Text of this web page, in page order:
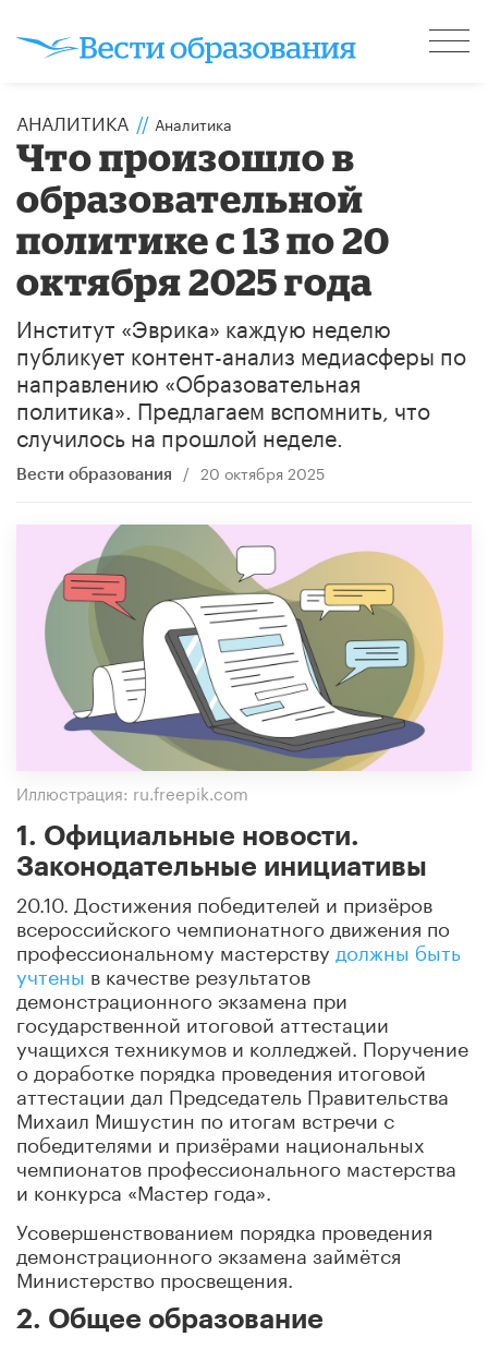
АНАЛИТИКА // Аналитика
Что произошло в
образовательной
политике с 13 по 20
октября 2025 года
Институт «Эврика» каждую неделю
публикует контент-анализ медиасферы по
направлению «Образовательная
политика». Предлагаем вспомнить, что
случилось на прошлой неделе.
Вести образования / 20 октября 2025
Иллюстрация: ru.freepik.com
1. Официальные новости.
Законодательные инициативы
20.10. Достижения победителей и призёров
всероссийского чемпионатного движения по
профессиональному мастерствудолжны быть
учтены в качестве результатов
демонстрационного экзамена при
государственной итоговой аттестации
учащихся техникумов и колледжей. Поручение
о доработке порядка проведения итоговой
аттестации дал Председатель Правительства
Михаил Мишустин по итогам встречи с
победителями и призёрами национальных
чемпионатов профессионального мастерства
и конкурса «Мастер года».
Усовершенствованием порядка проведения
демонстрационного экзамена займётся
Министерство просвещения.
2. Общее образование